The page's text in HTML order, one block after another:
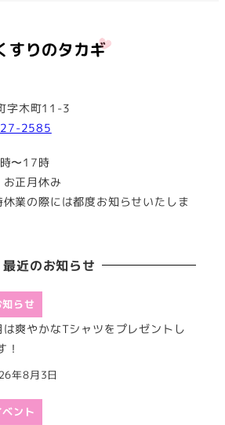
字木町11-3
2585
〜17時
正月休み
業の際には都度お知らせいたしま
最近のお知らせ
知らせ
爽やかなTシャツをプレゼントし
！
年8月3日
ベント